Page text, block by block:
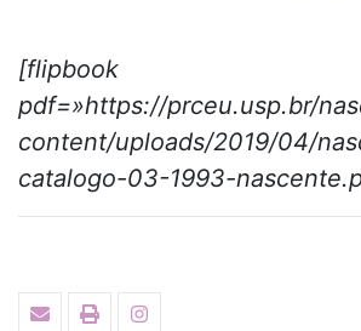
[flipbook
pdf=»https://prceu.usp.br/
content/uploads/2019/04/
catalogo-03-1993-